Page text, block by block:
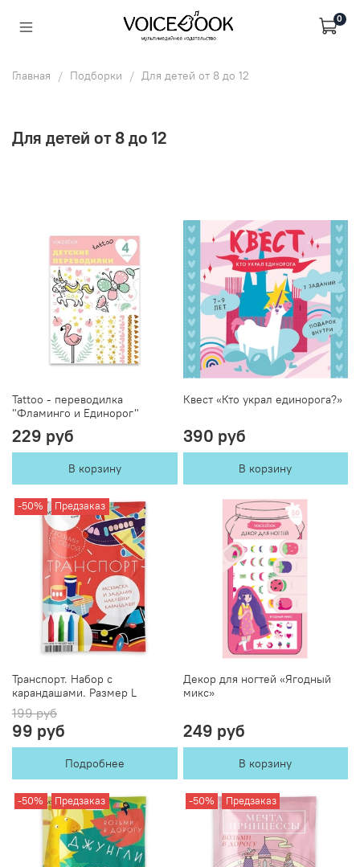
0
Главная Подборки Для детей от 8 до 12
Для детей от 8 до 12
Tattoo - переводилка
"Фламинго и Единорог"
229 руб
В корзину
Квест «Кто украл единорога?»
390 руб
В корзину
-50% Предзаказ
Транспорт. Набор с
карандашами. Размер L
199 руб
99 руб
Подробнее
Декор для ногтей «Ягодный
микс»
249 руб
В корзину
-50% Предзаказ -50% Предзаказ